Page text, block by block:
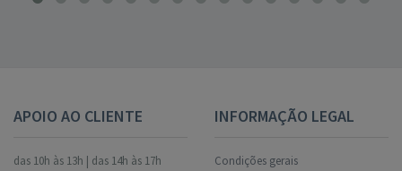
APOIO AO CLIENTE
das 10h às 13h | das 14h às 17h
INFORMAÇÃO LEGAL
Condições gerais